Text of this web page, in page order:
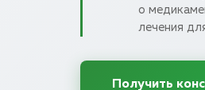
о
лечения
Получить